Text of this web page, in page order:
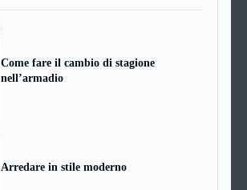
Come fare il cambio di stagione
nell’armadio
Arredare in stile moderno